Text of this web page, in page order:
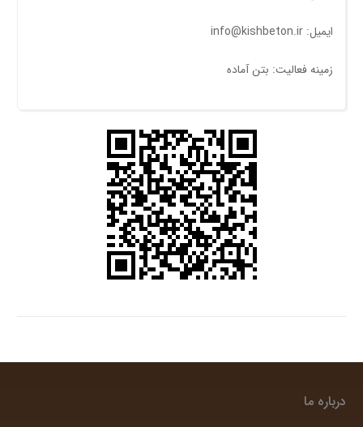
ایمیل: info@kishbeton.ir
زمینه فعالیت: بتن آماده
درباره ما